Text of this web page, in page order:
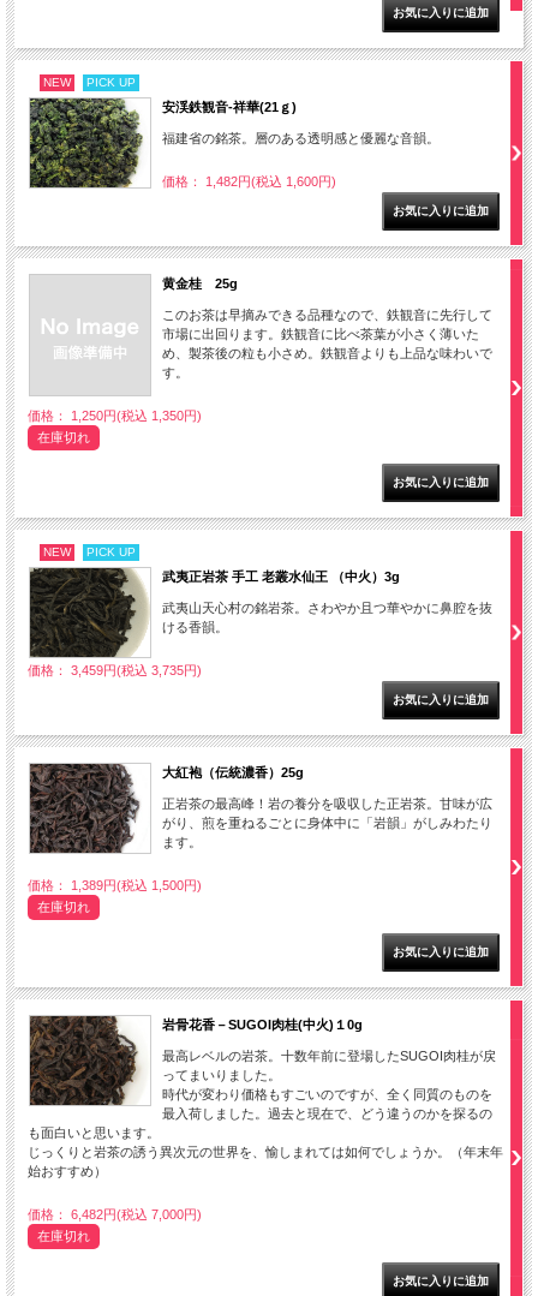
NEW PICK UP
安渓鉄観音-祥華(21ｇ)
福建省の銘茶。層のある透明感と優麗な音韻。
価格： 1,482円(税込 1,600円)
黄金桂 25g
このお茶は早摘みできる品種なので、鉄観音に先行して
市場に出回ります。鉄観音に比べ茶葉が小さく薄いた
め、製茶後の粒も小さめ。鉄観音よりも上品な味わいで
す。
価格： 1,250円(税込 1,350円)
在庫切れ
NEW PICK UP
武夷正岩茶 手工 老叢水仙王 （中火）3g
武夷山天心村の銘岩茶。さわやか且つ華やかに鼻腔を抜
ける香韻。
価格： 3,459円(税込 3,735円)
大紅袍（伝統濃香）25g
正岩茶の最高峰！岩の養分を吸収した正岩茶。甘味が広
がり、煎を重ねるごとに身体中に「岩韻」がしみわたり
ます。
価格： 1,389円(税込 1,500円)
在庫切れ
岩骨花香－SUGOI肉桂(中火)１0g
最高レベルの岩茶。十数年前に登場したSUGOI肉桂が戻
ってまいりました。
時代が変わり価格もすごいのですが、全く同質のものを
最入荷しました。過去と現在で、どう違うのかを探るの
も面白いと思います。
じっくりと岩茶の誘う異次元の世界を、愉しまれては如何でしょうか。（年末年
始おすすめ）
価格： 6,482円(税込 7,000円)
在庫切れ